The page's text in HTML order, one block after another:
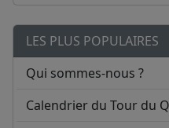
LES PLUS POPULAIRES
Qui sommes-nous ?
Calendrier du Tour du